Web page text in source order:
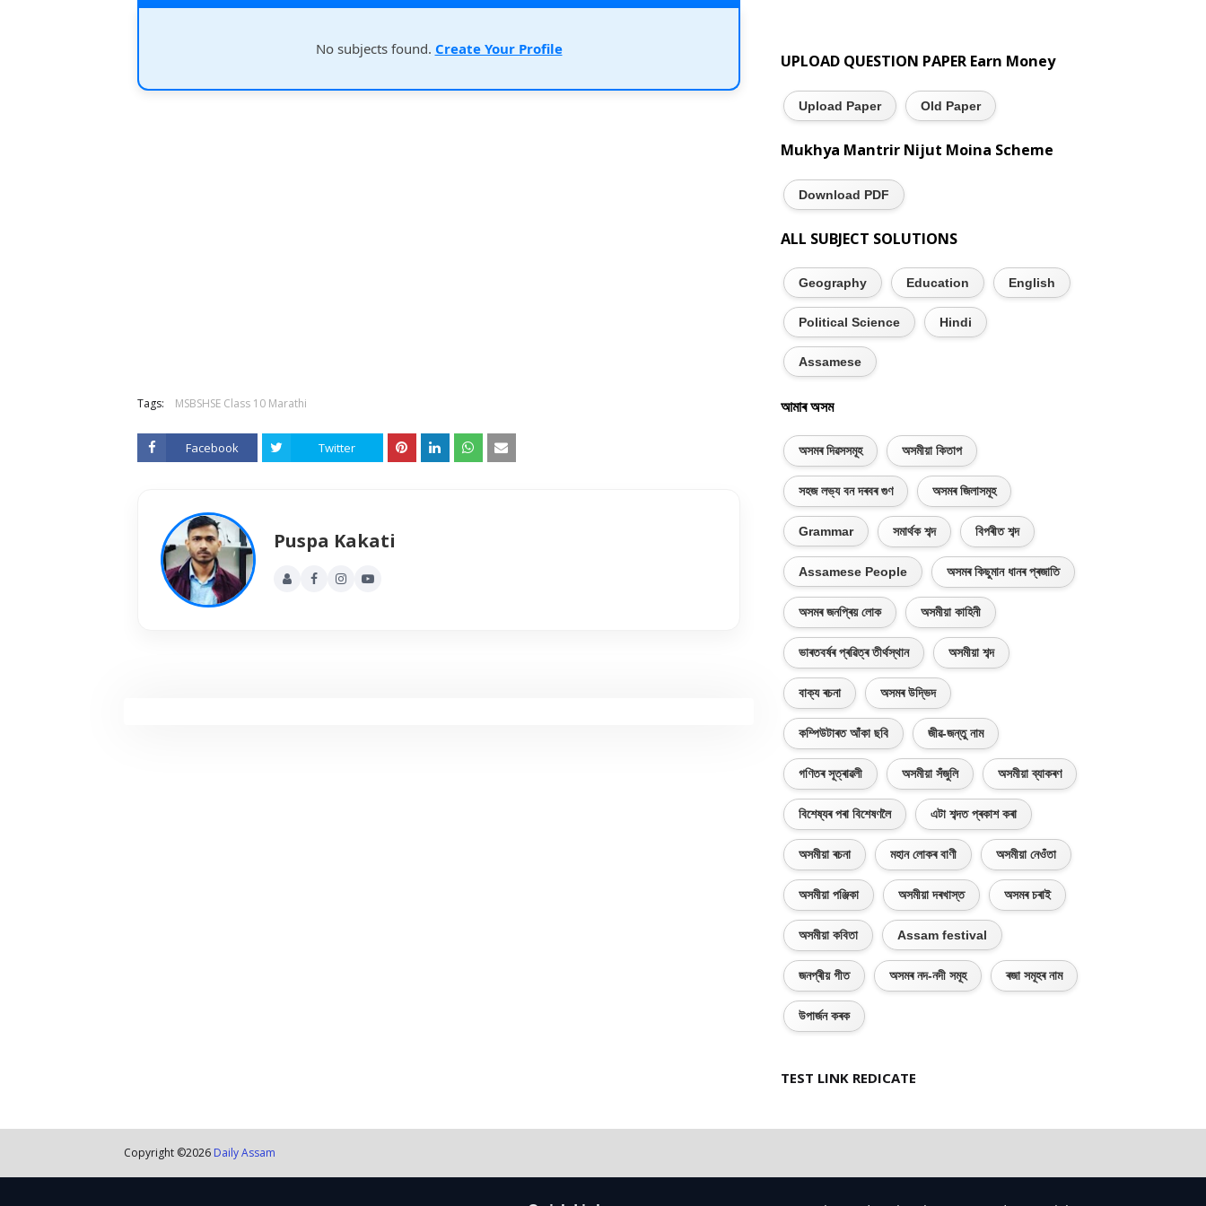
No subjects found. Create Your Profile
Tags: MSBSHSE Class 10 Marathi
Facebook Twitter
Puspa Kakati
UPLOAD QUESTION PAPER Earn Money
Upload Paper Old Paper
Mukhya Mantrir Nijut Moina Scheme
Download PDF
ALL SUBJECT SOLUTIONS
Geography Education English
Political Science Hindi
Assamese
আমাৰ অসম
অসমৰ দিৱসসমূহ অসমীয়া কিতাপ
সহজ লভ্য বন দৰবৰ গুণ অসমৰ জিলাসমূহ
Grammar সমাৰ্থক শব্দ বিপৰীত শব্দ
Assamese People অসমৰ কিছুমান ধানৰ প্ৰজাতি
অসমৰ জনপ্ৰিয় লোক অসমীয়া কাহিনী
ভাৰতবৰ্ষৰ প্ৰৱিত্ৰ তীৰ্থস্থান অসমীয়া শব্দ
বাক্য ৰচনা অসমৰ উদ্ভিদ
কম্পিউটাৰত আঁকা ছবি জীৱ-জন্তু নাম
গণিতৰ সূত্ৰাৱলী অসমীয়া সঁজুলি অসমীয়া ব্যাকৰণ
বিশেষ্যৰ পৰা বিশেষণলৈ এটা শব্দত প্ৰকাশ কৰা
অসমীয়া ৰচনা মহান লোকৰ বাণী অসমীয়া নেওঁতা
অসমীয়া পঞ্জিকা অসমীয়া দৰখাস্ত অসমৰ চৰাই
অসমীয়া কবিতা Assam festival
জনপ্ৰীয় গীত অসমৰ নদ-নদী সমূহ ৰজা সমূহৰ নাম
উপাৰ্জন কৰক
TEST LINK REDICATE
Copyright ©2026 Daily Assam